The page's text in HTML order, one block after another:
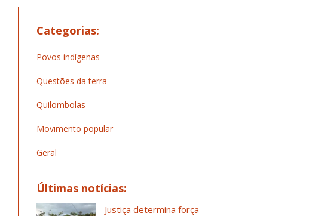
Categorias:
Povos indígenas
Questões da terra
Quilombolas
Movimento popular
Geral
Últimas notícias:
Justiça determina força-